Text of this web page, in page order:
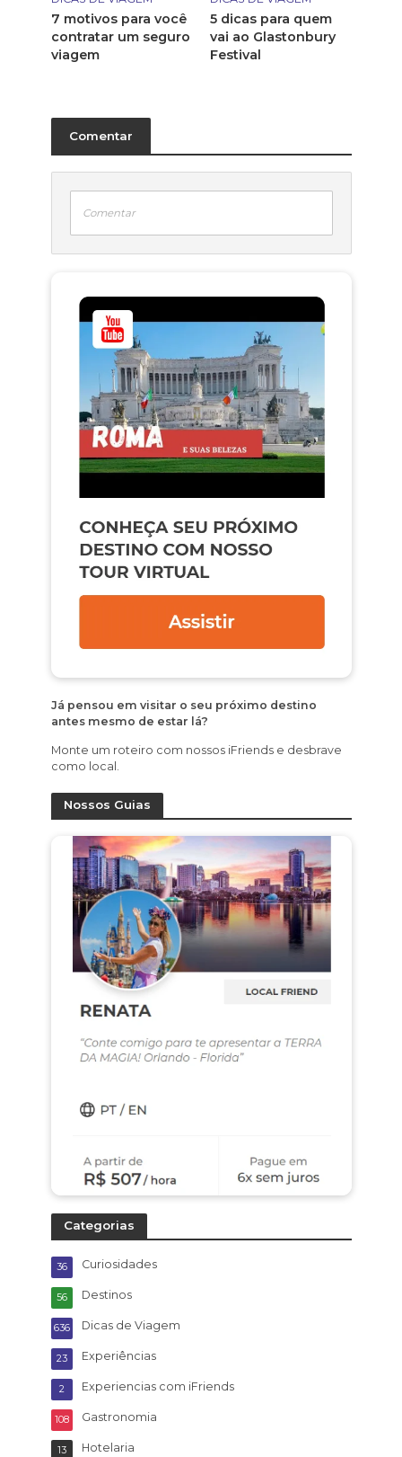
7 motivos para você
contratar um seguro
viagem
5 dicas para quem
vai ao Glastonbury
Festival
Comentar
Comentar
Já pensou em visitar o seu próximo destino
antes mesmo de estar lá?
Monte um roteiro com nossos iFriends e desbrave
como local.
Nossos Guias
Categorias
Curiosidades
36
Destinos
56
Dicas de Viagem
636
Experiências
23
Experiencias com iFriends
2
Gastronomia
108
Hotelaria
13